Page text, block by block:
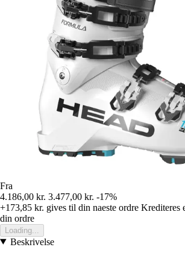
Fra
4.186,00 kr. 3.477,00 kr. -17%
+173,85 kr. gives til din naeste ordre Krediteres
din ordre
Loading...
Beskrivelse